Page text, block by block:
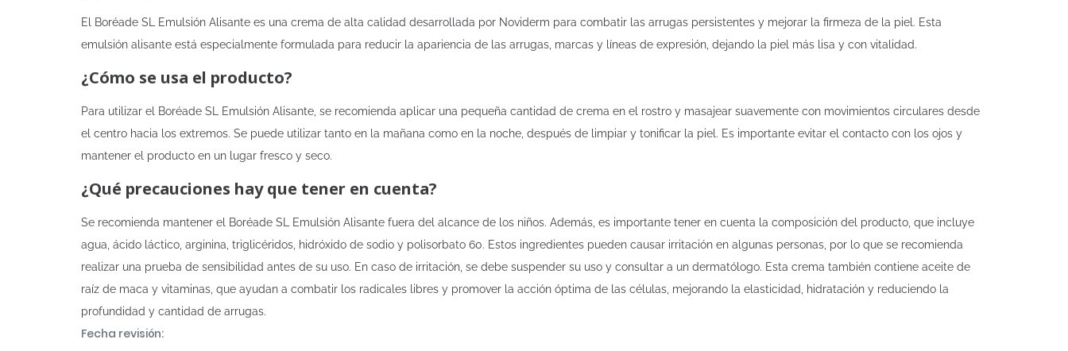
El Boréade SL Emulsión Alisante es una crema de alta calidad desarrollada por Noviderm para combatir las arrugas persistentes y mejorar la firmeza de la piel. Esta
emulsión alisante está especialmente formulada para reducir la apariencia de las arrugas, marcas y líneas de expresión, dejando la piel más lisa y con vitalidad.
¿Cómo se usa el producto?
Para utilizar el Boréade SL Emulsión Alisante, se recomienda aplicar una pequeña cantidad de crema en el rostro y masajear suavemente con movimientos circulares desde
el centro hacia los extremos. Se puede utilizar tanto en la mañana como en la noche, después de limpiar y tonificar la piel. Es importante evitar el contacto con los ojos y
mantener el producto en un lugar fresco y seco.
¿Qué precauciones hay que tener en cuenta?
Se recomienda mantener el Boréade SL Emulsión Alisante fuera del alcance de los niños. Además, es importante tener en cuenta la composición del producto, que incluye
agua, ácido láctico, arginina, triglicéridos, hidróxido de sodio y polisorbato 60. Estos ingredientes pueden causar irritación en algunas personas, por lo que se recomienda
realizar una prueba de sensibilidad antes de su uso. En caso de irritación, se debe suspender su uso y consultar a un dermatólogo. Esta crema también contiene aceite de
raíz de maca y vitaminas, que ayudan a combatir los radicales libres y promover la acción óptima de las células, mejorando la elasticidad, hidratación y reduciendo la
profundidad y cantidad de arrugas.
Fecha revisión: